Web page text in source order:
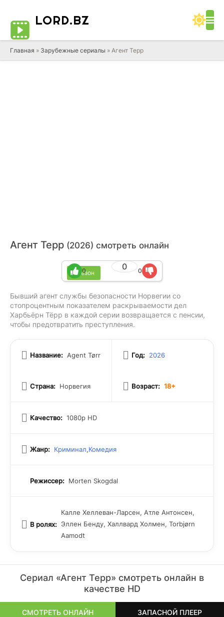
LORD.BZ
Главная » Зарубежные сериалы » Агент Терр
Агент Терр (2026) смотреть онлайн
1 сезон
0
0 0
Бывший агент службы безопасности Норвегии со
стопроцентным показателем раскрываемости дел
Харбьёрн Тёрр в каждой серии возвращается с пенсии,
чтобы предотвратить преступления.
Название: Agent Tørr
Страна: Норвегия
Год: 2026
Возраст: 18+
Качество: 1080p HD
Жанр: Криминал,Комедия
Режиссер: Morten Skogdal
В ролях:
Калле Хеллеван-Ларсен, Атле Антонсен,
Эллен Бенду, Халлвард Холмен, Torbjørn
Aamodt
Сериал «Агент Терр» смотреть онлайн в
качестве HD
СМОТРЕТЬ ОНЛАЙН ЗАПАСНОЙ ПЛЕЕР